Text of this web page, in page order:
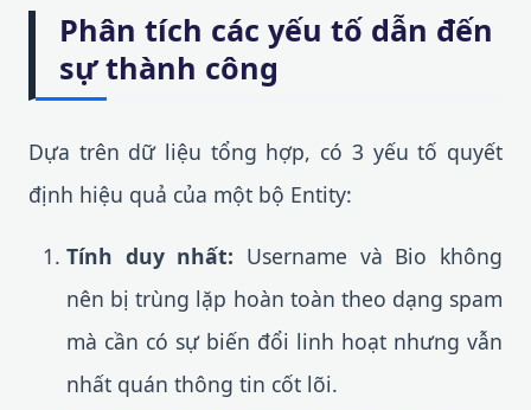
Phân tích các yếu tố dẫn đến
sự thành công
Dựa trên dữ liệu tổng hợp, có 3 yếu tố quyết
định hiệu quả của một bộ Entity:
Tính duy nhất: Username và Bio không
nên bị trùng lặp hoàn toàn theo dạng spam
mà cần có sự biến đổi linh hoạt nhưng vẫn
nhất quán thông tin cốt lõi.